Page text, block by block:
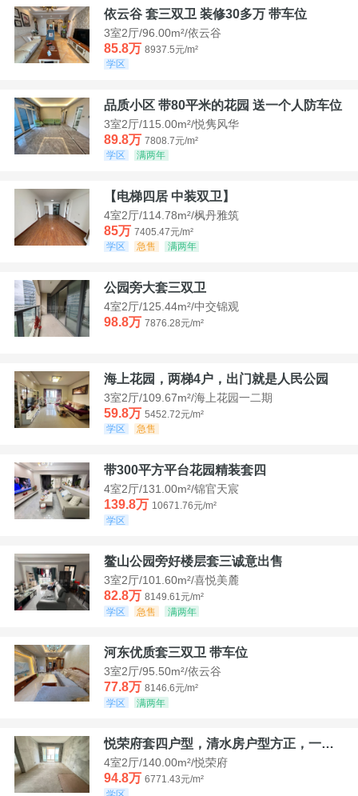
依云谷 套三双卫 装修30多万 带车位
3室2厅/96.00m²/依云谷
85.8万 8937.5元/m²
学区
品质小区 带80平米的花园 送一个人防车位
3室2厅/115.00m²/悦隽风华
89.8万 7808.7元/m²
学区
满两年
【电梯四居 中装双卫】
4室2厅/114.78m²/枫丹雅筑
85万 7405.47元/m²
学区
急售 满两年
公园旁大套三双卫
4室2厅/125.44m²/中交锦观
98.8万 7876.28元/m²
海上花园，两梯4户，出门就是人民公园
3室2厅/109.67m²/海上花园一二期
59.8万 5452.72元/m²
学区
急售
带300平方平台花园精装套四
4室2厅/131.00m²/锦官天宸
139.8万 10671.76元/m²
学区
鳌山公园旁好楼层套三诚意出售
3室2厅/101.60m²/喜悦美麓
82.8万 8149.61元/m²
学区
急售 满两年
河东优质套三双卫 带车位
3室2厅/95.50m²/依云谷
77.8万 8146.6元/m²
学区
满两年
悦荣府套四户型，清水房户型方正，一口价94，8
4室2厅/140.00m²/悦荣府
94.8万 6771.43元/m²